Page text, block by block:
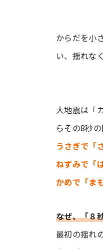
からだを小
い、揺れな
大地震は「
らその8秒
うさぎで「
ねずみで「
かめで「ま
なぜ、「８
最初の揺れ